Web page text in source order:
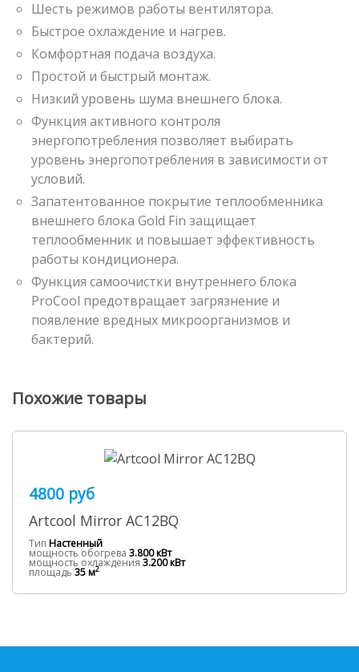
Шесть режимов работы вентилятора.
Быстрое охлаждение и нагрев.
Комфортная подача воздуха.
Простой и быстрый монтаж.
Низкий уровень шума внешнего блока.
Функция активного контроля
энергопотребления позволяет выбирать
уровень энергопотребления в зависимости от
условий.
Запатентованное покрытие теплообменника
внешнего блока Gold Fin защищает
теплообменник и повышает эффективность
работы кондиционера.
Функция самоочистки внутреннего блока
ProCool предотвращает загрязнение и
появление вредных микроорганизмов и
бактерий.
Похожие товары
4800 руб
Artcool Mirror AC12BQ
Тип Настенный
мощность обогрева 3.800 кВт
мощность охлаждения 3.200 кВт
площадь 35 м2